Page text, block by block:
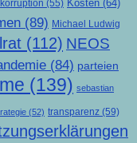
korruption (55) Kosten (64)
(89) Michael Ludwig
(112) NEOS
(84) parteien
(139) sebastian
(52) transparenz (59)